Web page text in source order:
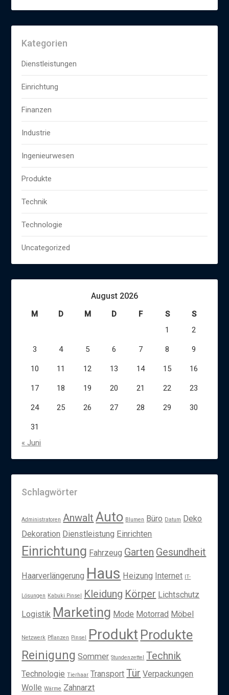
Kategorien
Dienstleistungen
Einrichtung
Finanzen
Industrie
Ingenieurwesen
Produkte
Technik
Technologie
Uncategorized
August 2026
M D M D F S
S
1
2
3 4 5 6 7 8 9
10 11 12 13 14 15 16
17 18 19 20 21 22 23
24 25 26 27 28 29 30
31
« Juni
Schlagwörter
Administratoren Anwalt Auto Blumen Büro Datum Deko
Dekoration Dienstleistung Einrichten
Einrichtung Fahrzeug Garten Gesundheit
Haarverlängerung Haus Heizung Internet IT-
Lösungen Kabuki Pinsel Kleidung Körper Lichtschutz
Logistik Marketing Mode Motorrad Möbel
Netzwerk Pflanzen Pinsel Produkt Produkte
Reinigung Sommer Stundenzettel Technik
Technologie Tierhaar Transport Tür Verpackungen
Wolle Wärme Zahnarzt